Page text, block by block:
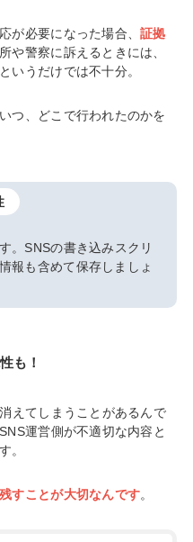
が必要になった場合、証拠
や警察に訴えるときには、
いうだけでは不十分。
つ、どこで行われたのかを
。SNSの書き込みスクリ
報も含めて保存しましょ
も！
えてしまうことがあるんで
運営側が不適切な内容と
。
すことが大切なんです。